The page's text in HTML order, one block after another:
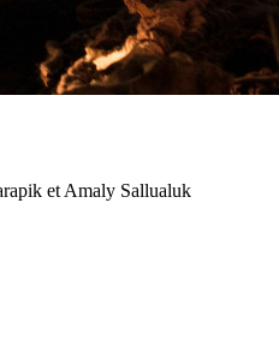
et Amaly Sallualuk